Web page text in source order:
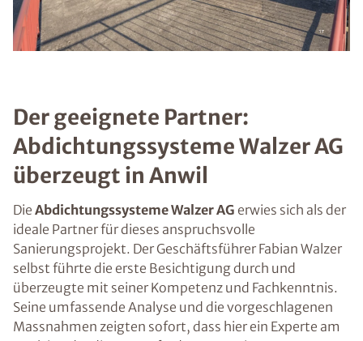
Der geeignete Partner:
Abdichtungssysteme Walzer AG
überzeugt in Anwil
Die Abdichtungssysteme Walzer AG erwies sich als der
ideale Partner für dieses anspruchsvolle
Sanierungsprojekt. Der Geschäftsführer Fabian Walzer
selbst führte die erste Besichtigung durch und
überzeugte mit seiner Kompetenz und Fachkenntnis.
Seine umfassende Analyse und die vorgeschlagenen
Massnahmen zeigten sofort, dass hier ein Experte am